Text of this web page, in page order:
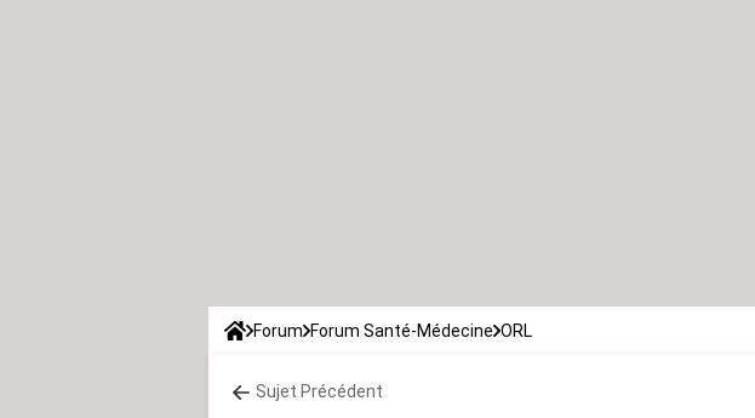
Forum Forum Santé-Médecine ORL
Sujet Précédent